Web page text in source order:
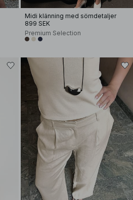
Midi klänning med sömdetaljer
899 SEK
Premium Selection